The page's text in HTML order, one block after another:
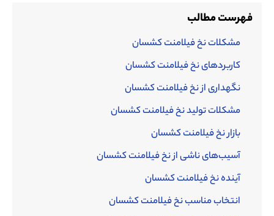
فهرست مطالب
مشکلات نخ فیلامنت کشسان
کاربردهای نخ فیلامنت کشسان
نگهداری از نخ فیلامنت کشسان
مشکلات تولید نخ فیلامنت کشسان
بازار نخ فیلامنت کشسان
آسیب‌های ناشی از نخ فیلامنت کشسان
آینده نخ فیلامنت کشسان
انتخاب مناسب نخ فیلامنت کشسان